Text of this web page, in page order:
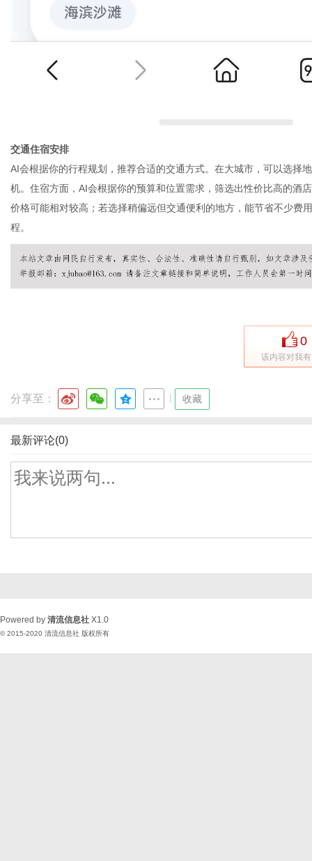
交通住宿安排
AI会根据你的行程规划，推荐合适的交通方式。在大城市，可以选择
机。住宿方面，AI会根据你的预算和位置需求，筛选出性价比高的酒
价格可能相对较高；若选择稍偏远但交通便利的地方，能节省不少费
程。
0
该内容对我
分享至： 收藏
最新评论(0)
Powered by 清流信息社 X1.0
© 2015-2020 清流信息社 版权所有